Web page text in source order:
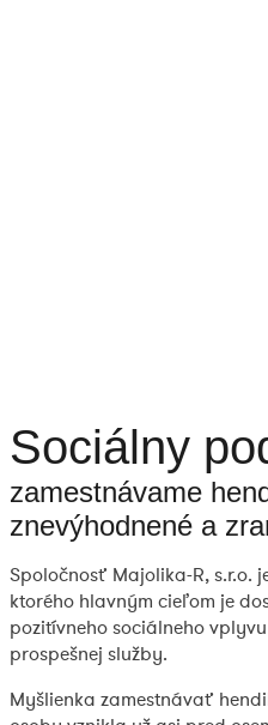
Sociálny
zamestnávame
znevýhodnené a
Spoločnosť Majolika-R, s.r.o.
ktorého hlavným cieľom je
pozitívneho sociálneho
prospešnej služby.
Myšlienka zamestnávať